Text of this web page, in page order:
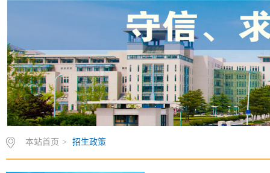
本站首页 > 招生政策